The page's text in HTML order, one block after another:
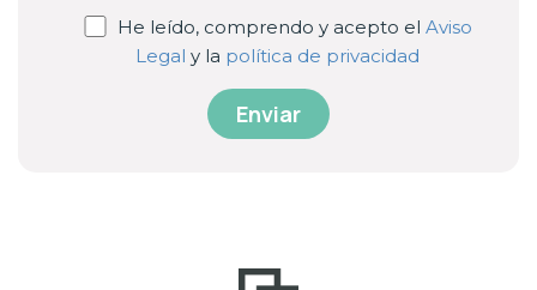
He leído, comprendo y acepto el Aviso
Legal y la política de privacidad